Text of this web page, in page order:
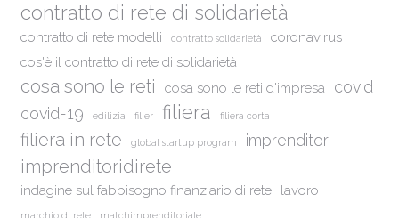
contratto di rete di solidarietà
contratto di rete modelli contratto solidarietà
coronavirus
cos'è il contratto di rete di solidarietà
cosa sono le reti cosa sono le reti d'impresa
covid
covid-19
edilizia filier filiera filiera corta
filiera in rete global startup program imprenditori
imprenditoridirete
indagine sul fabbisogno finanziario di rete lavoro
marchio di rete matchimprenditoriale